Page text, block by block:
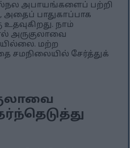
அபாயங்களைப் பற்றி
பாதுகாப்பாக
நாம்
அருகுலாவை
மற்ற
சமநிலையில் சேர்த்துக்